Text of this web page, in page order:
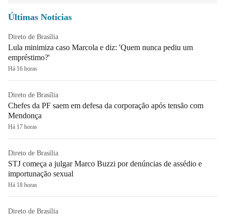
Últimas Notícias
Direto de Brasília
Lula minimiza caso Marcola e diz: 'Quem nunca pediu um
empréstimo?'
Há 16 horas
Direto de Brasília
Chefes da PF saem em defesa da corporação após tensão com
Mendonça
Há 17 horas
Direto de Brasília
STJ começa a julgar Marco Buzzi por denúncias de assédio e
importunação sexual
Há 18 horas
Direto de Brasília